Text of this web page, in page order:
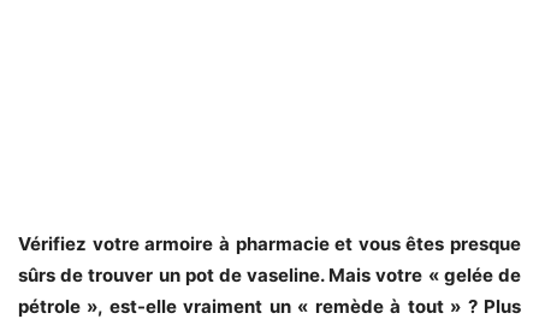
Vérifiez votre armoire à pharmacie et vous êtes presque
sûrs de trouver un pot de vaseline. Mais votre « gelée de
pétrole », est-elle vraiment un « remède à tout » ? Plus